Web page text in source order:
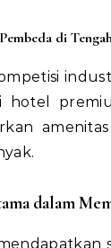
di
hotel
dalam